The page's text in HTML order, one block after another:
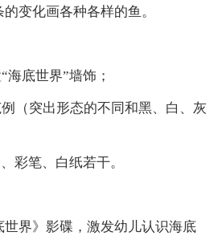
变化画各种各样的鱼。
海底世界”墙饰；
（突出形态的不同和黑、白、灰
彩笔、白纸若干。
世界》影碟，激发幼儿认识海底